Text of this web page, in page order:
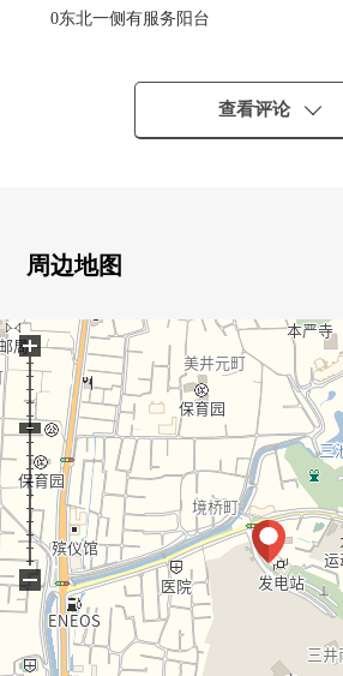
0东北一侧有服务阳台
0有专用门(约5.25平米)
0有贮藏室(约0.42平米)
2022年4月地板张替(LDK，两个西式房
Cross张替(所有房间)
草席面替换，隔扇张替(日
2023年5月盥洗台新制
查看评论
周边地图
+
−